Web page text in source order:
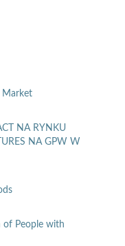
Market
NA RYNKU
NA GPW W
of People with